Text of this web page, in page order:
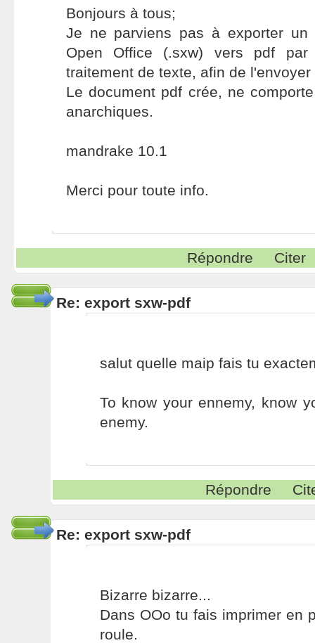
Bonjours à tous;
Je ne parviens pas à exporter un
Open Office (.sxw) vers pdf
traitement de texte, afin de l'envoyer
Le document pdf crée, ne
anarchiques.
mandrake 10.1
Merci pour toute info.
Répondre Citer
Re: export sxw-pdf
salut quelle maip fais tu
To know your ennemy, know
enemy.
Répondre
Re: export sxw-pdf
Bizarre bizarre...
Dans OOo tu fais imprimer en
roule.